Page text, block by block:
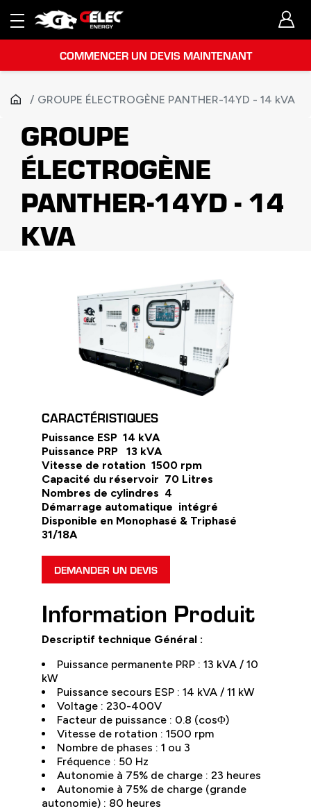
COMMENCER UN DEVIS MAINTENANT
GROUPE ÉLECTROGÈNE PANTHER-14YD - 14 kVA
GROUPE
ÉLECTROGÈNE
PANTHER-14YD - 14
KVA
CARACTÉRISTIQUES
Puissance ESP 14 kVA
Puissance PRP 13 kVA
Vitesse de rotation 1500 rpm
Capacité du réservoir 70 Litres
Nombres de cylindres 4
Démarrage automatique intégré
Disponible en Monophasé & Triphasé
31/18A
DEMANDER UN DEVIS
Information Produit
Descriptif technique Général :
Puissance permanente PRP : 13 kVA / 10
kW
Puissance secours ESP : 14 kVA / 11 kW
Voltage : 230-400V
Facteur de puissance : 0.8 (cosΦ)
Vitesse de rotation : 1500 rpm
Nombre de phases : 1 ou 3
Fréquence : 50 Hz
Autonomie à 75% de charge : 23 heures
Autonomie à 75% de charge (grande
autonomie) : 80 heures